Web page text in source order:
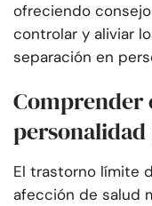
ofreciendo
controlar y aliviar
separación en
Comprender
personalidad
El trastorno límite
afección de salud